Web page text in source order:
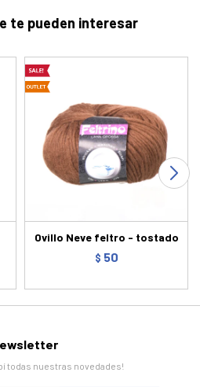
te pueden interesar
Ovillo Neve feltro - tostado
$ 50
todas nuestras novedades!